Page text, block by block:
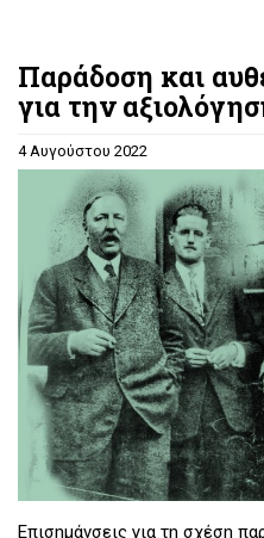
Παράδοση και
για την
4 Αυγούστου 2022
Επισημάνσεις για τη σχέση